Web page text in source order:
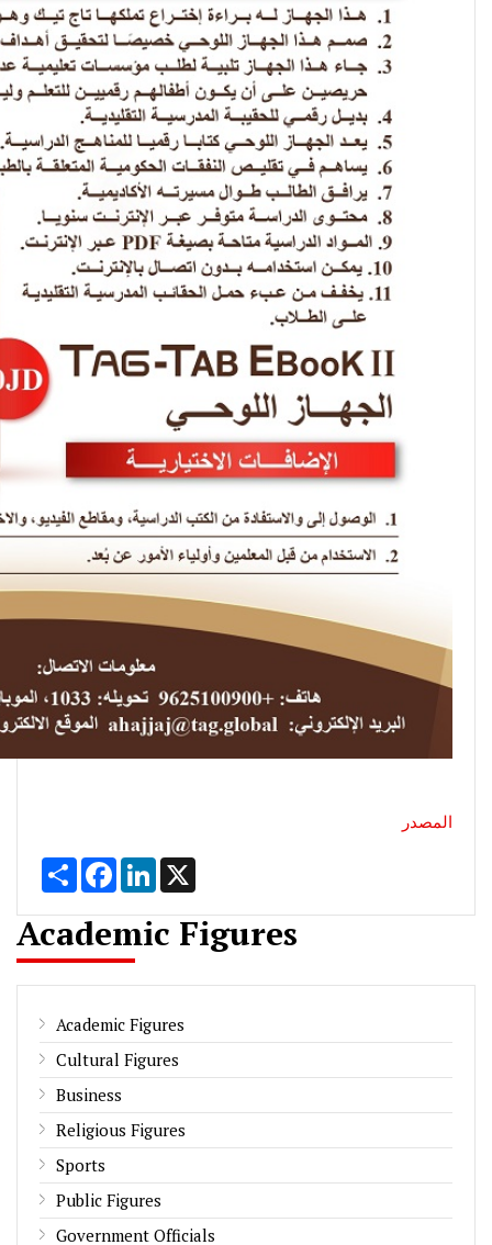
المصدر
Share FacebookLinkedIn
Academic Figures
Academic Figures
Cultural Figures
Business
Religious Figures
Sports
Public Figures
Government Officials